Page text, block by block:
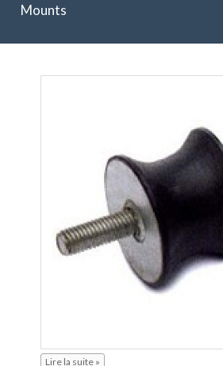
Mounts
Lire la suite »